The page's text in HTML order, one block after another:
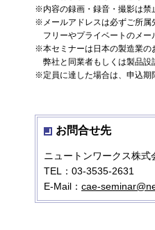
※内容の録画・録音・撮影は禁
※メールアドレスは必ずご所属
フリーやプライベートのメー
※本セミナーは日本の製造業の
弊社と同業者もしくは製品設
※定員に達した場合は、申込期
お問合せ先
ニュートンワークス株
TEL：03-3535-2631
E-Mail： cae-